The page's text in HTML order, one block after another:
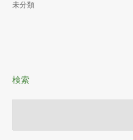
未分類
検索